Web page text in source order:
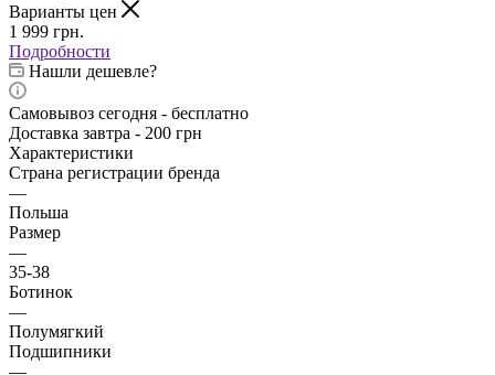
Варианты цен
1 999 грн.
Подробности
Нашли дешевле?
Самовывоз сегодня - бесплатно
Доставка завтра - 200 грн
Характеристики
Страна регистрации бренда
—
Польша
Размер
—
35-38
Ботинок
—
Полумягкий
Подшипники
—